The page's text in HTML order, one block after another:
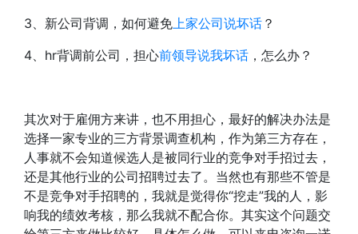
3、新公司背调，如何避免上家公司说坏话 ？
4、hr背调前公司，担心前领导说我坏话 ，怎么办？
其次对于雇佣方来讲，也不用担心，最好的解决办法是
选择一家专业的三方背景调查机构，作为第三方存在，
人事就不会知道候选人是被同行业的竞争对手招过去，
还是其他行业的公司招聘过去了。当然也有那些不管是
不是竞争对手招聘的，我就是觉得你“挖走”我的人，影
响我的绩效考核，那么我就不配合你。其实这个问题交